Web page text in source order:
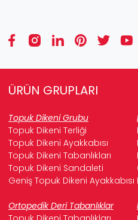
ÜRÜN GRUPLARI
Topuk Dikeni Grubu
Topuk Dikeni Terliği
Topuk Dikeni Ayakkabısı
Topuk Dikeni Tabanlıkları
Topuk Dikeni Sandaleti
Geniş Topuk Dikeni Ayakkabısı
Ortopedik Deri Tabanlıklar